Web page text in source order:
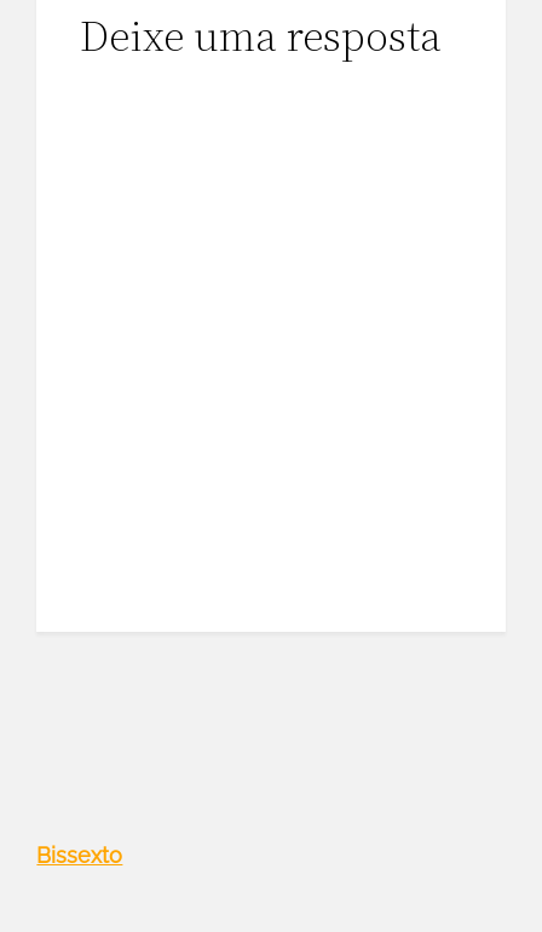
Deixe uma resposta
Bissexto